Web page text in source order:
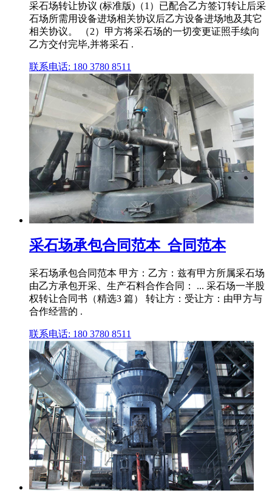
采石场转让协议 (标准版)（1）已配合乙方签订转让后采
石场所需用设备进场相关协议后乙方设备进场地及其它
相关协议。 （2）甲方将采石场的一切变更证照手续向
乙方交付完毕,并将采石 .
联系电话: 180 3780 8511
采石场承包合同范本_合同范本
采石场承包合同范本 甲方：乙方：兹有甲方所属采石场
由乙方承包开采、生产石料合作合同： ... 采石场一半股
权转让合同书（精选3 篇） 转让方：受让方：由甲方与
合作经营的 .
联系电话: 180 3780 8511